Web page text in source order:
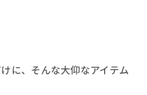
に、そんな大仰なアイテム